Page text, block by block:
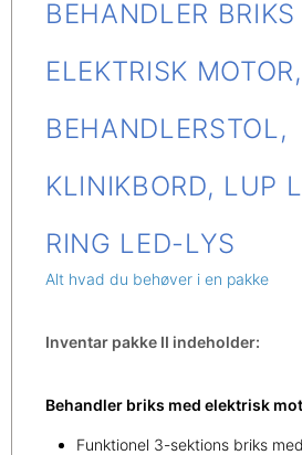
BEHANDLER
ELEKTRISK MOTOR,
BEHANDLERSTOL,
KLINIKBORD, LUP
RING LED-LYS
Alt hvad du behøver i en pakke
Inventar pakke II indeholder:
Behandler briks med elektrisk
Funktionel 3-sektions briks